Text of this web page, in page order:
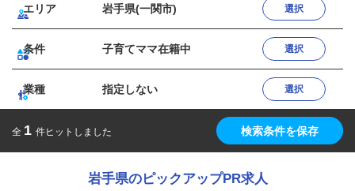
エリア 岩手県(一関市) 選択
条件 子育てママ在籍中 選択
業種 指定しない 選択
全 1 件ヒットしました 検索条件を保存
岩手県のピックアップPR求人